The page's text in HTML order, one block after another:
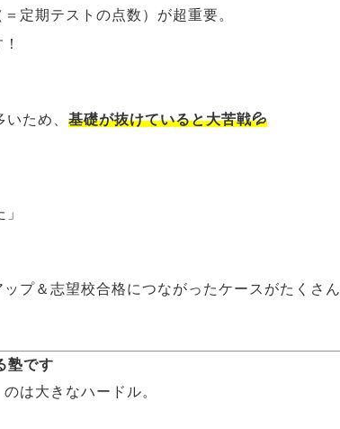
定期テストの点数）が超重要。
ため、 基礎が抜けていると大苦戦💦
プ＆志望校合格につながったケースがたくさん
塾です
は大きなハードル。